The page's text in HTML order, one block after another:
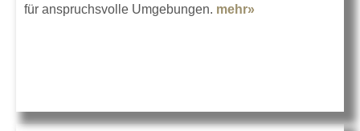
für anspruchsvolle Umgebungen. mehr»